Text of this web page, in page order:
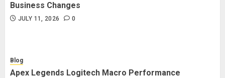
Business Changes
JULY 11, 2026 0
Blog
Apex Legends Logitech Macro Performance